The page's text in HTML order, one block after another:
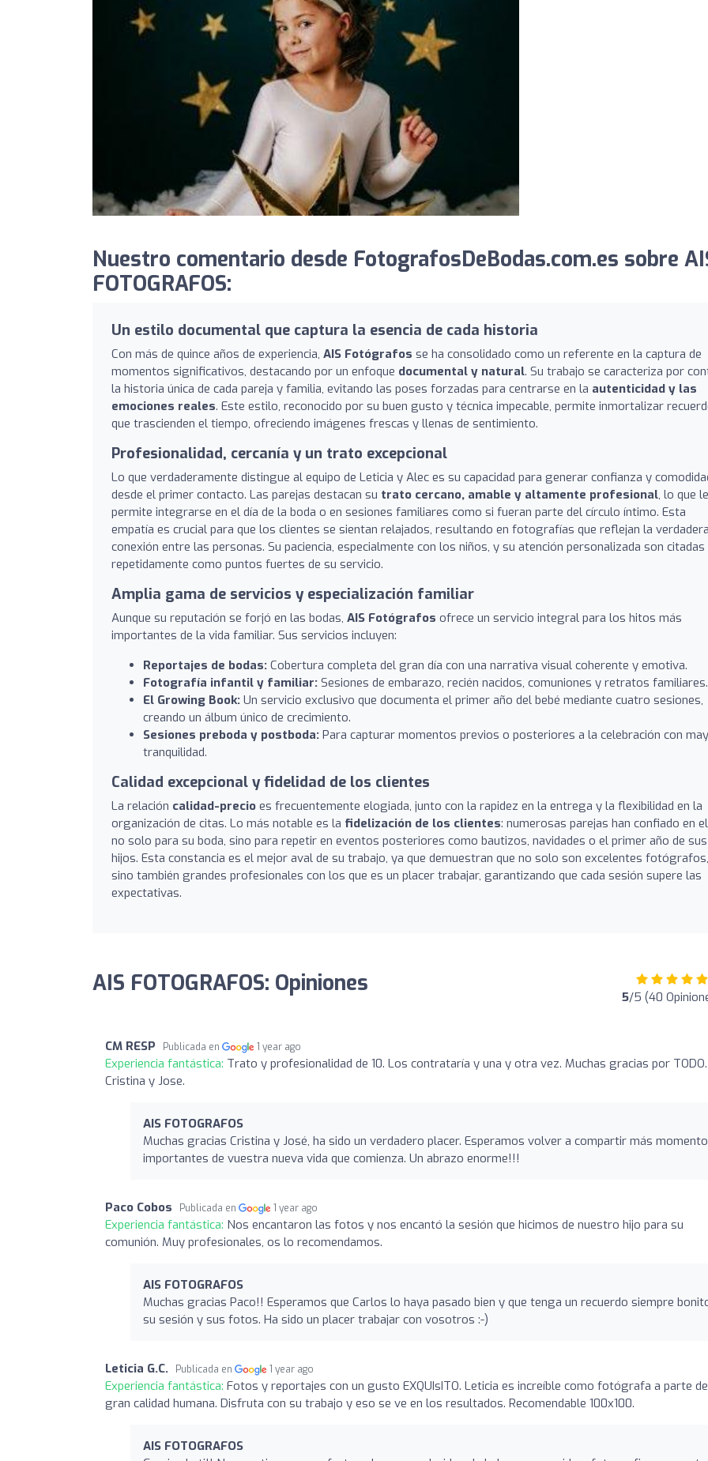
Nuestro comentario desde FotografosDeBodas.com.es sobre
FOTOGRAFOS:
Un estilo documental que captura la esencia de cada historia
Con más de quince años de experiencia, AIS Fotógrafos se ha consolidado como un referente en la captura de
momentos significativos, destacando por un enfoque documental y natural. Su trabajo se caracteriza por
la historia única de cada pareja y familia, evitando las poses forzadas para centrarse en la autenticidad y las
emociones reales. Este estilo, reconocido por su buen gusto y técnica impecable, permite inmortalizar
que trascienden el tiempo, ofreciendo imágenes frescas y llenas de sentimiento.
Profesionalidad, cercanía y un trato excepcional
Lo que verdaderamente distingue al equipo de Leticia y Alec es su capacidad para generar confianza y
desde el primer contacto. Las parejas destacan su trato cercano, amable y altamente profesional, lo que
permite integrarse en el día de la boda o en sesiones familiares como si fueran parte del círculo íntimo. Esta
empatía es crucial para que los clientes se sientan relajados, resultando en fotografías que reflejan la verdadera
conexión entre las personas. Su paciencia, especialmente con los niños, y su atención personalizada son citadas
repetidamente como puntos fuertes de su servicio.
Amplia gama de servicios y especialización familiar
Aunque su reputación se forjó en las bodas, AIS Fotógrafos ofrece un servicio integral para los hitos más
importantes de la vida familiar. Sus servicios incluyen:
Reportajes de bodas: Cobertura completa del gran día con una narrativa visual coherente y emotiva.
Fotografía infantil y familiar: Sesiones de embarazo, recién nacidos, comuniones y retratos familiares.
El Growing Book: Un servicio exclusivo que documenta el primer año del bebé mediante cuatro sesiones,
creando un álbum único de crecimiento.
Sesiones preboda y postboda: Para capturar momentos previos o posteriores a la celebración con
tranquilidad.
Calidad excepcional y fidelidad de los clientes
La relación calidad-precio es frecuentemente elogiada, junto con la rapidez en la entrega y la flexibilidad en la
organización de citas. Lo más notable es la fidelización de los clientes: numerosas parejas han confiado en
no solo para su boda, sino para repetir en eventos posteriores como bautizos, navidades o el primer año de sus
hijos. Esta constancia es el mejor aval de su trabajo, ya que demuestran que no solo son excelentes fotógrafos,
sino también grandes profesionales con los que es un placer trabajar, garantizando que cada sesión supere las
expectativas.
AIS FOTOGRAFOS: Opiniones 5/5 (40
CM RESP Publicada en 1 year ago
Experiencia fantástica: Trato y profesionalidad de 10. Los contrataría y una y otra vez. Muchas gracias por TODO.
Cristina y Jose.
AIS FOTOGRAFOS
Muchas gracias Cristina y José, ha sido un verdadero placer. Esperamos volver a compartir más
importantes de vuestra nueva vida que comienza. Un abrazo enorme!!!
Paco Cobos Publicada en 1 year ago
Experiencia fantástica: Nos encantaron las fotos y nos encantó la sesión que hicimos de nuestro hijo para su
comunión. Muy profesionales, os lo recomendamos.
AIS FOTOGRAFOS
Muchas gracias Paco!! Esperamos que Carlos lo haya pasado bien y que tenga un recuerdo siempre
su sesión y sus fotos. Ha sido un placer trabajar con vosotros :-)
Leticia G.C. Publicada en 1 year ago
Experiencia fantástica: Fotos y reportajes con un gusto EXQUIsITO. Leticia es increíble como fotógrafa a parte
gran calidad humana. Disfruta con su trabajo y eso se ve en los resultados. Recomendable 100x100.
AIS FOTOGRAFOS